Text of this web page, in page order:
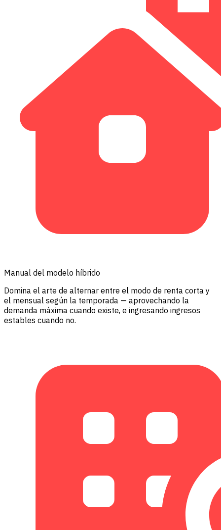
Manual del modelo híbrido
Domina el arte de alternar entre el modo de renta corta y
el mensual según la temporada — aprovechando la
demanda máxima cuando existe, e ingresando ingresos
estables cuando no.